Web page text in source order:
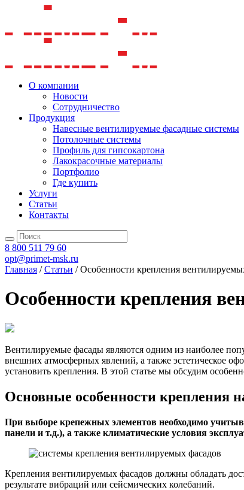
О компании
Новости
Сотрудничество
Продукция
Навесные вентилируемые фасадные системы
Потолочные системы
Профиль для гипсокартона
Лакокрасочные материалы
Портфолио
Где купить
Услуги
Статьи
Контакты
8 800 511 79 60
opt@primet-msk.ru
Главная /Статьи /Особенности крепления
Особенности крепления
Вентилируемые фасады являются одним из наиболее
внешних атмосферных явлений, а также эстетическое
установить крепления. В этой статье мы обсудим
Основные особенности крепления
При выборе крепежных элементов необходимо
панели и т.д.), а также климатические условия
Крепления вентилируемых фасадов должны обладать
результате вибраций или сейсмических колебаний.